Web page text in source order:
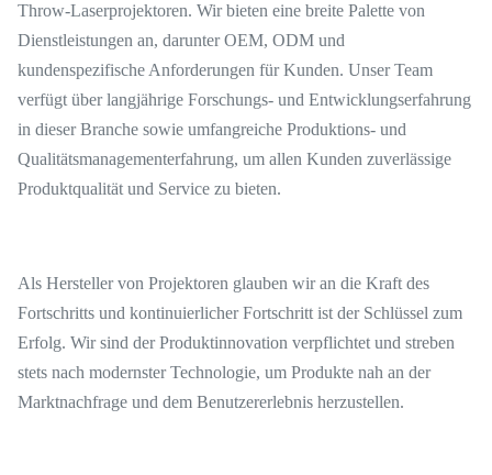
Throw-Laserprojektoren. Wir bieten eine breite Palette von
Dienstleistungen an, darunter OEM, ODM und
kundenspezifische Anforderungen für Kunden. Unser Team
verfügt über langjährige Forschungs- und Entwicklungserfahrung
in dieser Branche sowie umfangreiche Produktions- und
Qualitätsmanagementerfahrung, um allen Kunden zuverlässige
Produktqualität und Service zu bieten.
Als Hersteller von Projektoren glauben wir an die Kraft des
Fortschritts und kontinuierlicher Fortschritt ist der Schlüssel zum
Erfolg. Wir sind der Produktinnovation verpflichtet und streben
stets nach modernster Technologie, um Produkte nah an der
Marktnachfrage und dem Benutzererlebnis herzustellen.